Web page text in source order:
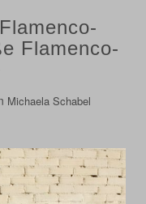
Flamenco-
Michaela Schabel